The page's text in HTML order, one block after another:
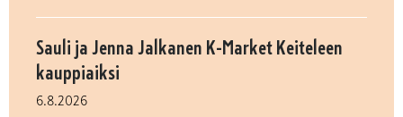
Sauli ja Jenna Jalkanen K-Market Keiteleen
kauppiaiksi
6.8.2026